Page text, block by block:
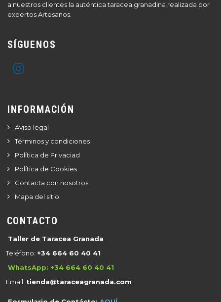
a nuestros clientes la auténtica taracea granadina realizada por
expertos Artesanos.
SÍGUENOS
INFORMACIÓN
Aviso legal
Términos y condiciones
Política de Privaciad
Política de Cookies
Contacta con nosotros
Mapa del sitio
CONTACTO
Taller de Taracea Granada
Teléfono: +34 664 60 40 41
WhatsApp: +34 664 60 40 41
Email: tienda@taraceagranada.com